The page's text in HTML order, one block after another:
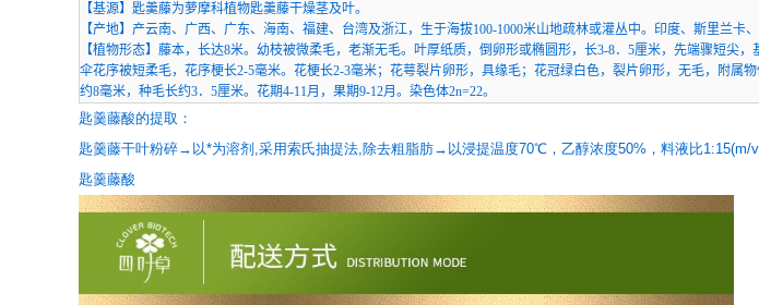
【基源】匙羹藤为萝摩科植物匙羹藤干燥茎及叶。
【产地】产云南、广西、广东、海南、福建、台湾及浙江，生于海拔100-1000米山地疏林或灌丛中。印度、斯里兰卡
【植物形态】藤本，长达8米。幼枝被微柔毛，老渐无毛。叶厚纸质，倒卵形或椭圆形，长3-8．5厘米，先端骤短
伞花序被短柔毛，花序梗长2-5毫米。花梗长2-3毫米；花萼裂片卵形，具缘毛；花冠绿白色，裂片卵形，无毛，附
约8毫米，种毛长约3．5厘米。花期4-11月，果期9-12月。染色体2n=22。
匙羹藤酸的提取：
匙羹藤干叶粉碎→以*为溶剂,采用索氏抽提法,除去粗脂肪→以浸提温度70℃，乙醇浓度50%，料液比
匙羹藤酸